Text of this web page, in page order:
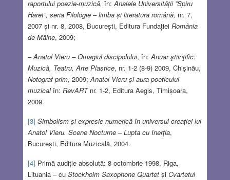
raportului poezie-muzică, în:Analele Universității ”Spiru
Haret”, seria Filologie – limba și literatura română, nr. 7,
2007 și nr. 8, 2008, București, Editura Fundației România
de Mâine, 2009;
–Anatol Vieru – Omagiul discipolului, în:Anuar ştiinţific:
Muzică, Teatru, Arte Plastice, nr. 1-2 (8-9) 2009, Chişinău,
Notograf prim, 2009; Anatol Vieru și aura poeticului
muzicalîn: RevART nr. 1-2, Editura Aegis, Timișoara,
2009.
[3] Simbolism și expresie numerică în universul creației lui
Anatol Vieru. Scene Nocturne – Lupta cu Inerția,
București, Editura Muzicală, 2004.
[4] Primă audiție absolută: 8 octombrie 1998, Riga,
Lituania – cu Stockholm Saxophone Quartetși Cvartetul